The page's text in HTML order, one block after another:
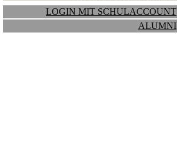
LOGIN MIT SCHULACCOUNT
ALUMNI